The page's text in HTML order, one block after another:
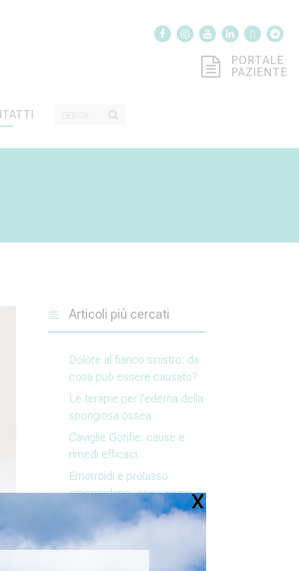
PORTALE
PAZIENTE
Articoli più cercati
Dolore al fianco sinistro: da
cosa può essere causato?
Le terapie per l’edema della
spongiosa ossea
Caviglie Gonfie: cause e
rimedi efficaci
Emorroidi e prolasso
emorroidario, ecco come
affrontare il problema
DIAMO VALORE ALL’
ANEMIA SENILE